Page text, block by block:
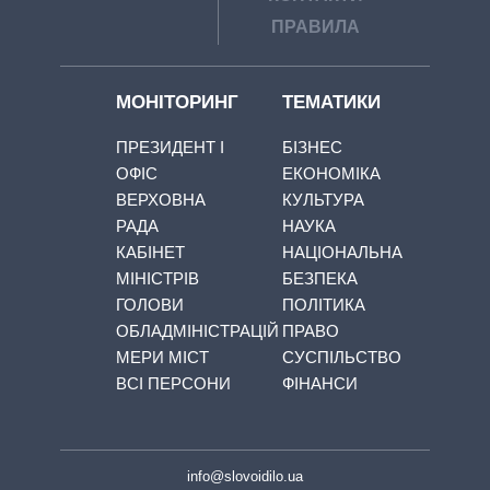
ПРАВИЛА
МОНІТОРИНГ
ПРЕЗИДЕНТ І
ОФІС
ВЕРХОВНА
РАДА
КАБІНЕТ
МІНІСТРІВ
ГОЛОВИ
ОБЛАДМІНІСТРАЦІЙ
МЕРИ МІСТ
ВСІ ПЕРСОНИ
ТЕМАТИКИ
БІЗНЕС
ЕКОНОМІКА
КУЛЬТУРА
НАУКА
НАЦІОНАЛЬНА
БЕЗПЕКА
ПОЛІТИКА
ПРАВО
СУСПІЛЬСТВО
ФІНАНСИ
info@slovoidilo.ua